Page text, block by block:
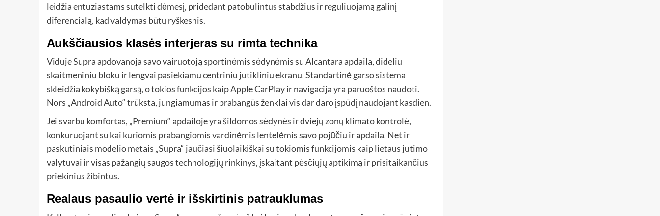
leidžia entuziastams sutelkti dėmesį, pridedant patobulintus stabdžius ir reguliuojamą galinį
diferencialą, kad valdymas būtų ryškesnis.
Aukščiausios klasės interjeras su rimta technika
Viduje Supra apdovanoja savo vairuotoją sportinėmis sėdynėmis su Alcantara apdaila, dideliu
skaitmeniniu bloku ir lengvai pasiekiamu centriniu jutikliniu ekranu. Standartinė garso sistema
skleidžia kokybišką garsą, o tokios funkcijos kaip Apple CarPlay ir navigacija yra paruoštos naudoti.
Nors „Android Auto“ trūksta, jungiamumas ir prabangūs ženklai vis dar daro įspūdį naudojant kasdien.
Jei svarbu komfortas, „Premium“ apdailoje yra šildomos sėdynės ir dviejų zonų klimato kontrolė,
konkuruojant su kai kuriomis prabangiomis vardinėmis lentelėmis savo pojūčiu ir apdaila. Net ir
paskutiniais modelio metais „Supra“ jaučiasi šiuolaikiškai su tokiomis funkcijomis kaip lietaus jutimo
valytuvai ir visas pažangių saugos technologijų rinkinys, įskaitant pėsčiųjų aptikimą ir prisitaikančius
priekinius žibintus.
Realaus pasaulio vertė ir išskirtinis patrauklumas